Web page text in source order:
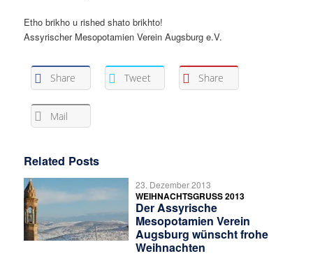
Etho brikho u rished shato brikhto!
Assyrischer Mesopotamien Verein Augsburg e.V.
Share Tweet Share
Mail
Related Posts
23. Dezember 2013
WEIHNACHTSGRUSS 2013
Der Assyrische
Mesopotamien Verein
Augsburg wünscht frohe
Weihnachten